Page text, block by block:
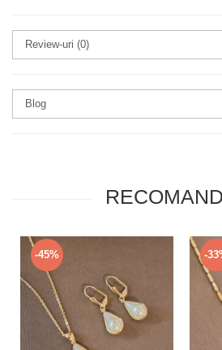
Review-uri (0)
Blog
-45% -